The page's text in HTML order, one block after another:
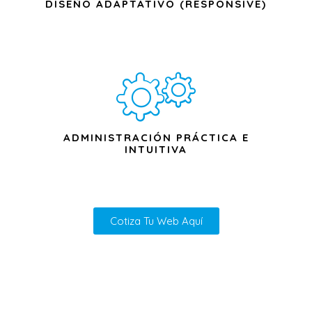
DISEÑO ADAPTATIVO (RESPONSIVE)
ADMINISTRACIÓN PRÁCTICA E
INTUITIVA
Cotiza Tu Web Aquí